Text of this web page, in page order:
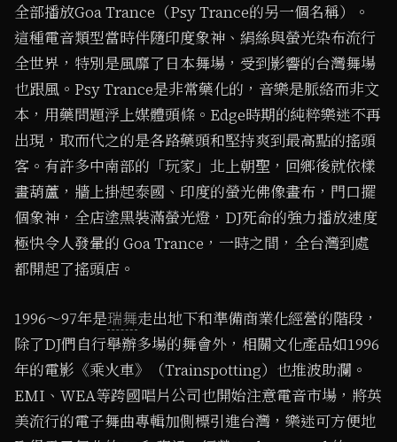
全部播放Goa Trance（Psy Trance的另一個名稱）。
這種電音類型當時伴隨印度象神、絹絲與螢光染布流行
全世界，特別是風靡了日本舞場，受到影響的台灣舞場
也跟風。Psy Trance是非常藥化的，音樂是脈絡而非文
本，用藥問題浮上媒體頭條。Edge時期的純粹樂迷不再
出現，取而代之的是各路藥頭和堅持爽到最高點的搖頭
客。有許多中南部的「玩家」北上朝聖，回鄉後就依樣
畫葫蘆，牆上掛起泰國、印度的螢光佛像畫布，門口擺
個象神，全店塗黑裝滿螢光燈，DJ死命的強力播放速度
極快令人發暈的 Goa Trance，一時之間，全台灣到處
都開起了搖頭店。
1996～97年是瑞舞走出地下和準備商業化經營的階段，
除了DJ們自行舉辦多場的舞會外，相關文化產品如1996
年的電影《乘火車》（Trainspotting）也推波助瀾。
EMI、WEA等跨國唱片公司也開始注意電音市場，將英
美流行的電子舞曲專輯加側標引進台灣，樂迷可方便地